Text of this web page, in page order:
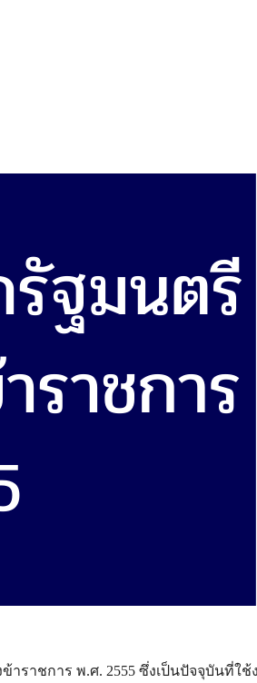
ราชการ พ.ศ. 2555 ซึ่งเป็นปัจจุบันที่ใช้